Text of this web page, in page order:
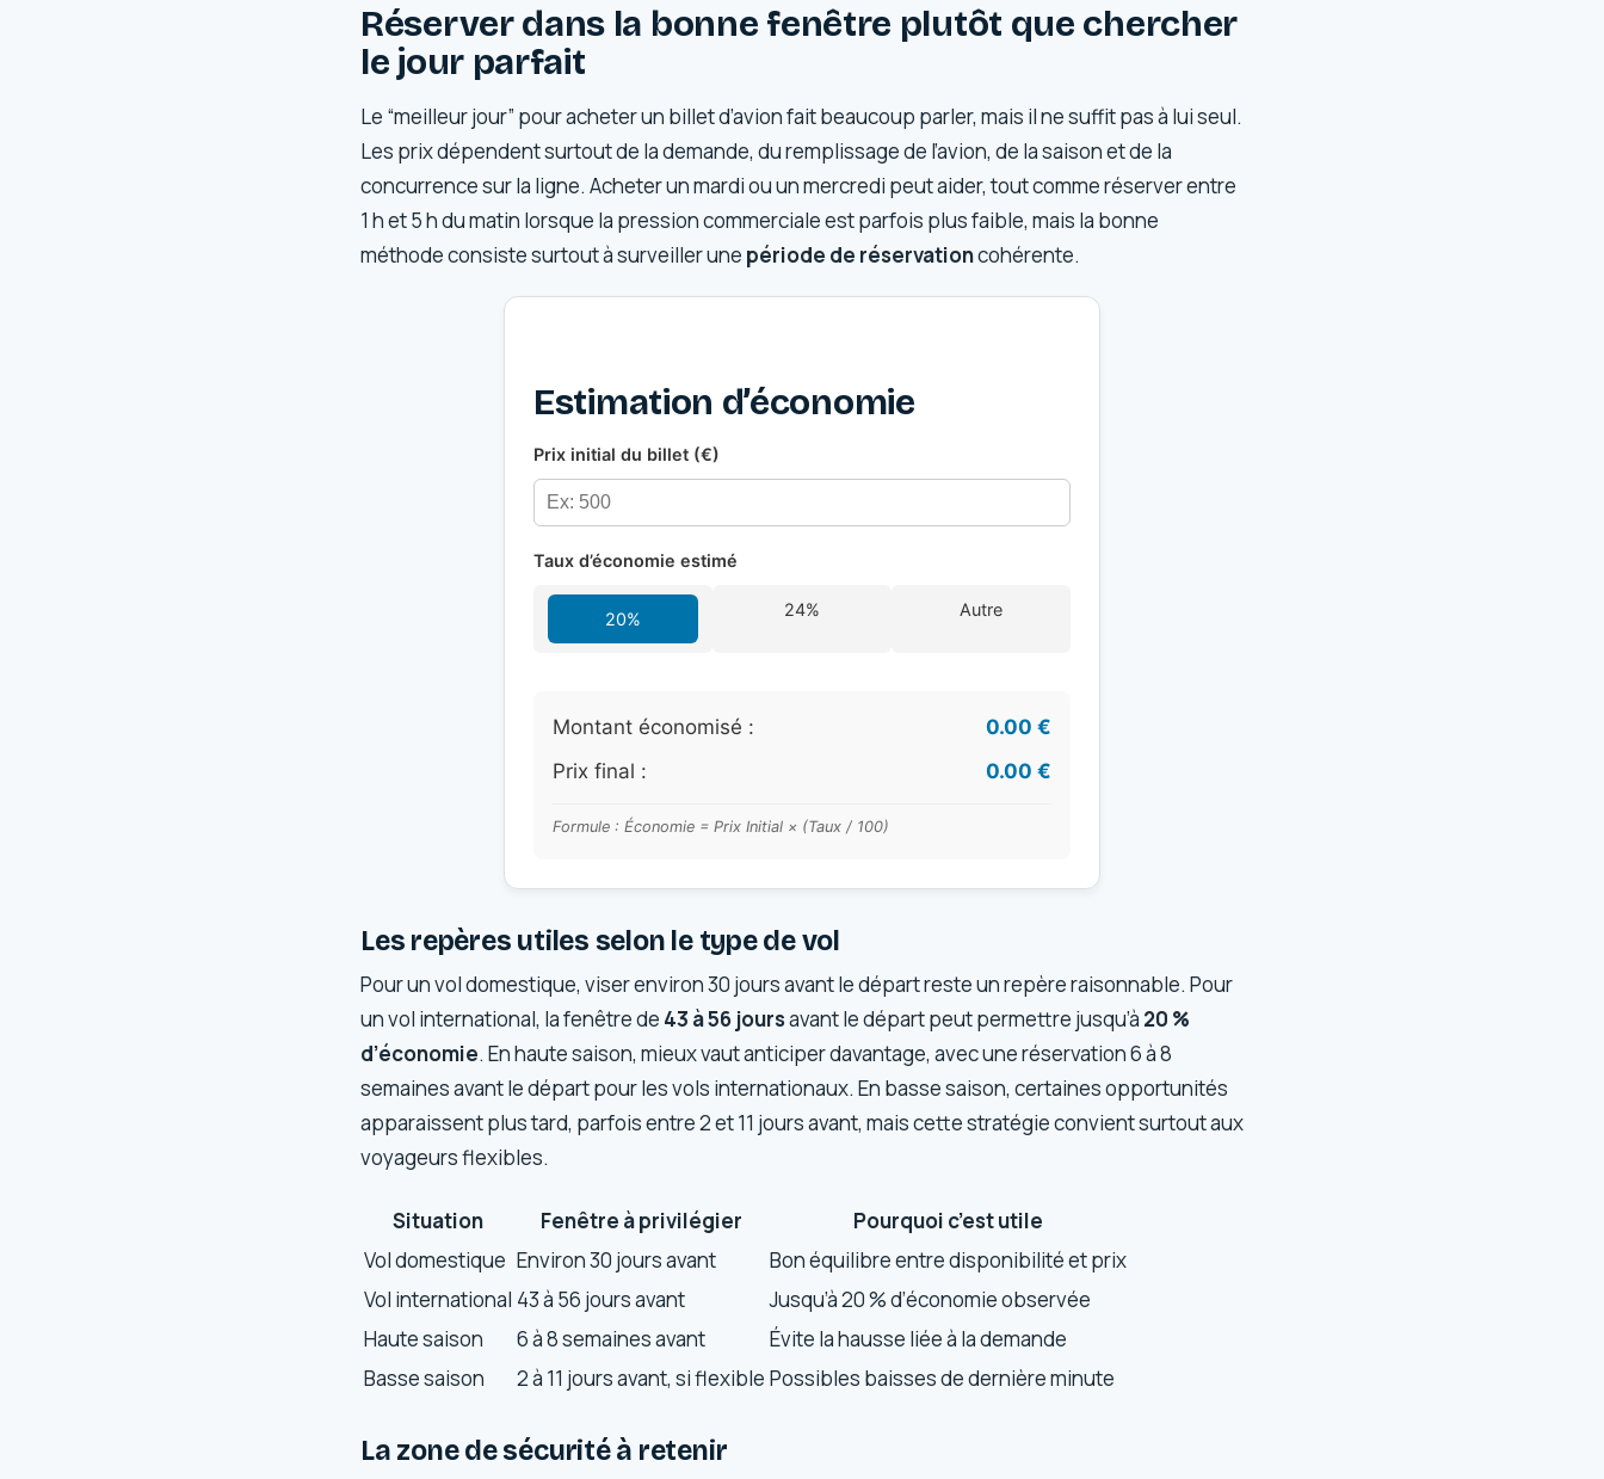
Réserver dans la bonne fenêtre plutôt que chercher
le jour parfait
Le “meilleur jour” pour acheter un billet d’avion fait beaucoup parler, mais il ne suffit pas à lui seul.
Les prix dépendent surtout de la demande, du remplissage de l’avion, de la saison et de la
concurrence sur la ligne. Acheter un mardi ou un mercredi peut aider, tout comme réserver entre
1 h et 5 h du matin lorsque la pression commerciale est parfois plus faible, mais la bonne
méthode consiste surtout à surveiller une période de réservationcohérente.
Estimation d’économie
Prix initial du billet (€)
Taux d’économie estimé
20% 24% Autre
Montant économisé :
0.00 €
Prix final :
0.00 €
Formule : Économie = Prix Initial × (Taux / 100)
Les repères utiles selon le type de vol
Pour un vol domestique, viser environ 30 jours avant le départ reste un repère raisonnable. Pour
un vol international, la fenêtre de 43 à 56 joursavant le départ peut permettre jusqu’à 20 %
d’économie. En haute saison, mieux vaut anticiper davantage, avec une réservation 6 à 8
semaines avant le départ pour les vols internationaux. En basse saison, certaines opportunités
apparaissent plus tard, parfois entre 2 et 11 jours avant, mais cette stratégie convient surtout aux
voyageurs flexibles.
Situation Fenêtre à privilégier
Pourquoi c’est utile
Vol domestique Environ 30 jours avant
Bon équilibre entre disponibilité et prix
Vol international 43 à 56 jours avant
Jusqu’à 20 % d’économie observée
Haute saison
6 à 8 semaines avant
Évite la hausse liée à la demande
Basse saison
2 à 11 jours avant, si flexible Possibles baisses de dernière minute
La zone de sécurité à retenir